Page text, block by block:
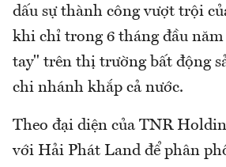
dấu sự thành công vượt trội
khi chỉ trong 6 tháng đầu
tay" trên thị trường bất động
chi nhánh khắp cả nước.
Theo đại diện của TNR
với Hải Phát Land để phân